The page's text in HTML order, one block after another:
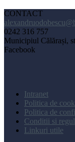
CONTACT
0242 316 757
Municipiul Călărași,
Facebook
Intranet
Politica de
Politica de
Conditii si
Linkuri utile